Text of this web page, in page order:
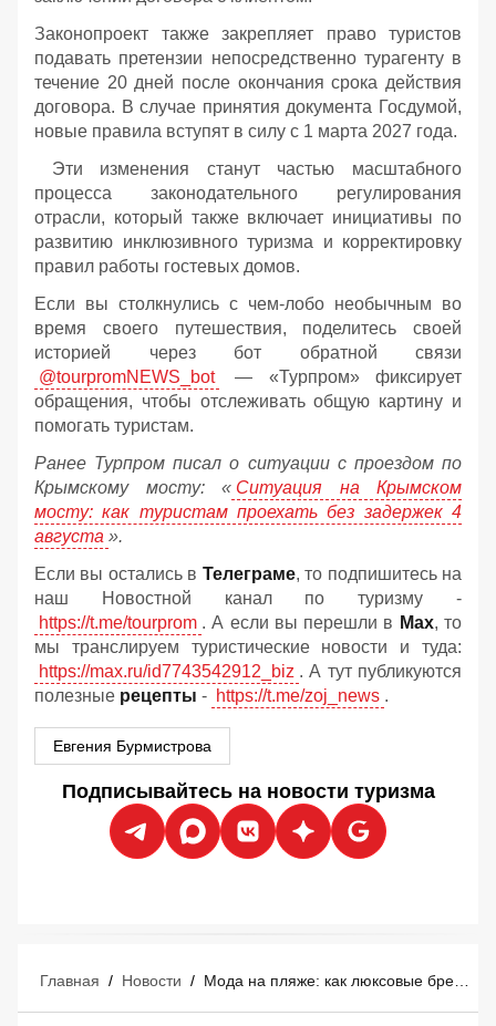
Законопроект также закрепляет право туристов
подавать претензии непосредственно турагенту в
течение 20 дней после окончания срока действия
договора. В случае принятия документа Госдумой,
новые правила вступят в силу с 1 марта 2027 года.
Эти изменения станут частью масштабного
процесса законодательного регулирования
отрасли, который также включает инициативы по
развитию инклюзивного туризма и корректировку
правил работы гостевых домов.
Если вы столкнулись с чем-лобо необычным во
время своего путешествия, поделитесь своей
историей через бот обратной связи
@tourpromNEWS_bot
— «Турпром» фиксирует
обращения, чтобы отслеживать общую картину и
помогать туристам.
Ранее Турпром писал о ситуации с проездом по
Крымскому мосту: « Ситуация на Крымском
мосту: как туристам проехать без задержек 4
августа ».
Если вы остались в Телеграме, то подпишитесь на
наш Новостной канал по туризму -
https://t.me/tourprom . А если вы перешли в Мах, то
мы транслируем туристические новости и туда:
https://max.ru/id7743542912_biz . А тут публикуются
полезные рецепты - https://t.me/zoj_news .
Евгения Бурмистрова
Подписывайтесь на новости туризма
Главная / Новости / Мода на пляже: как люксовые бренды захватывают курорты Средиземноморья